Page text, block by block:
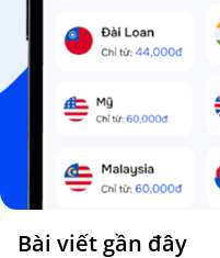
Bài viết gần đây